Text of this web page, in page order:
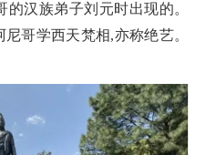
汉族弟子刘元时出现的。
尼哥学西天梵相,亦称绝艺。